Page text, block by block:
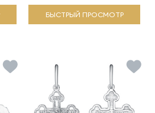
БЫСТРЫЙ ПРОСМОТР